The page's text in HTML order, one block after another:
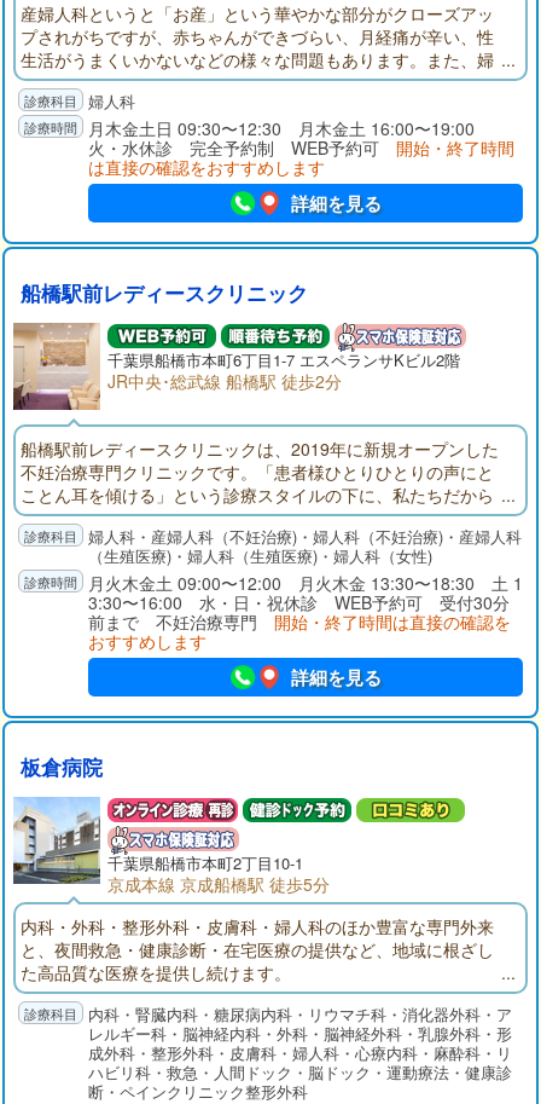
産婦人科というと「お産」という華やかな部分がクローズアッ
プされがちですが、赤ちゃんができづらい、月経痛が辛い、性
生活がうまくいかないなどの様々な問題もあります。また、婦
人科を受診したくても時間的な問題でできないことも大きな問
題です。地域の方々のホームドクター、お体についての専門相
談医となれるよう診療を行ってまいります。些細なことでもご
相談ください。
婦人科
月木金土日 09:30〜12:30 月木金土 16:00〜19:00
火・水休診 完全予約制 WEB予約可 開始・終了時間
は直接の確認をおすすめします
詳細を見る
船橋駅前レディースクリニック
千葉県船橋市本町6丁目1-7 エスペランサKビル2階
JR中央･総武線 船橋駅 徒歩2分
船橋駅前レディースクリニックは、2019年に新規オープンした
不妊治療専門クリニックです。「患者様ひとりひとりの声にと
ことん耳を傾ける」という診療スタイルの下に、私たちだから
こそできる最適・最善の治療で、患者さまお一人おひとりに合
った治療を提供いたします。ご夫婦の想いにできる限り耳を傾
けて、安心して治療を受けられるクリニックです。
婦人科・産婦人科（不妊治療)・婦人科（不妊治療)・産婦人科
（生殖医療)・婦人科（生殖医療)・婦人科（女性)
月火木金土 09:00〜12:00 月火木金 13:30〜18:30 土 1
3:30〜16:00 水・日・祝休診 WEB予約可 受付30分
前まで 不妊治療専門 開始・終了時間は直接の確認を
おすすめします
詳細を見る
板倉病院
千葉県船橋市本町2丁目10-1
京成本線 京成船橋駅 徒歩5分
内科・外科・整形外科・皮膚科・婦人科のほか豊富な専門外来
と、夜間救急・健康診断・在宅医療の提供など、地域に根ざし
た高品質な医療を提供し続けます。
内科・腎臓内科・糖尿病内科・リウマチ科・消化器外科・ア
レルギー科・脳神経内科・外科・脳神経外科・乳腺外科・形
成外科・整形外科・皮膚科・婦人科・心療内科・麻酔科・リ
ハビリ科・救急・人間ドック・脳ドック・運動療法・健康診
断・ペインクリニック整形外科